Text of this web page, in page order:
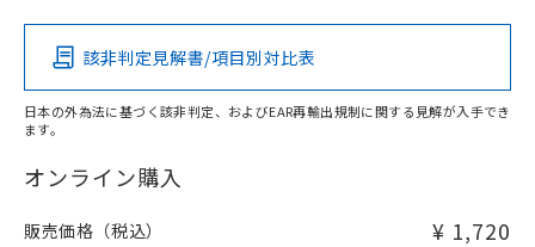
O
在庫等で未対応品が混在する可能性があります。
問い合わせください。
その他の認証はこちらのページからご検索ください
該非判定見解書/項目別対比表
日本の外為法に基づく該非判定、およびEAR再輸出規制に関する見解が入手でき
ます。
オンライン購入
販売価格（税込） ¥ 1,720